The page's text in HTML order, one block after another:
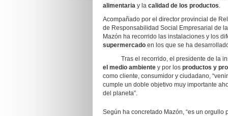
alimentaria y la calidad de los productos.
Acompañado por el director provincial de
de Responsabilidad Social Empresarial de
Mazón ha recorrido las instalaciones y los
supermercado en los que se ha
Tras el recorrido, el presidente de la
el medio ambiente y por los productos y
como cliente, consumidor y ciudadano,
cumple un doble objetivo muy importante
del planeta”.
Según ha concretado Mazón, “es un